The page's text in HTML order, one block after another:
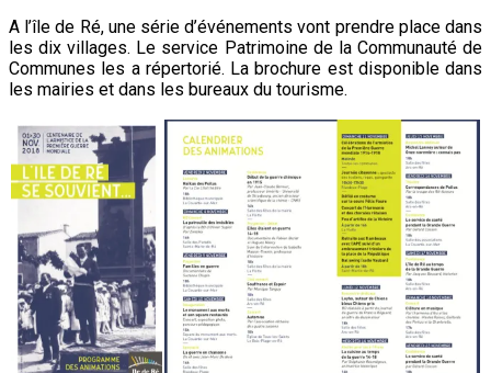
A l’île de Ré, une série d’événements vont prendre place dans
les dix villages. Le service Patrimoine de la Communauté de
Communes les a répertorié. La brochure est disponible dans
les mairies et dans les bureaux du tourisme.